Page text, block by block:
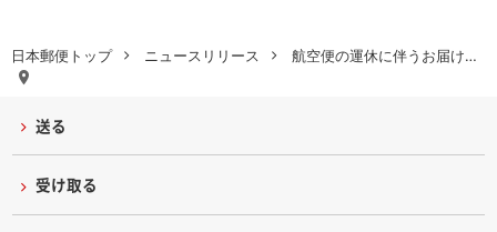
日本郵便トップ ニュースリリース 航空便の運休に伴うお届け…
送る
受け取る